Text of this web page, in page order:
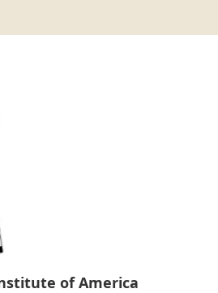
of America